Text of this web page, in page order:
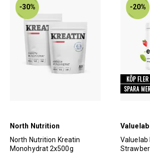
-30%
North Nutrition
North Nutrition Kreatin
Monohydrat 2x500g
-20%
Valuelab
Valuelab